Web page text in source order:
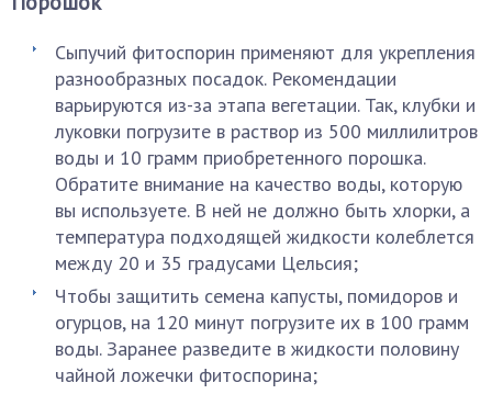
Сыпучий фитоспорин применяют для укрепления
разнообразных посадок. Рекомендации
варьируются из-за этапа вегетации. Так, клубки и
луковки погрузите в раствор из 500 миллилитров
воды и 10 грамм приобретенного порошка.
Обратите внимание на качество воды, которую
вы используете. В ней не должно быть хлорки, а
температура подходящей жидкости колеблется
между 20 и 35 градусами Цельсия;
Чтобы защитить семена капусты, помидоров и
огурцов, на 120 минут погрузите их в 100 грамм
воды. Заранее разведите в жидкости половину
чайной ложечки фитоспорина;